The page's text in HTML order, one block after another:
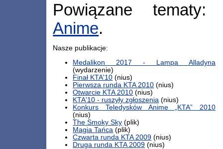
Powiązane
Anime.
Nasze publikacje:
Medalikon 2017 - Lampa Alladyna
(wydarzenie)
Finał KTA'10 (nius)
Pierwsza runda KTA 2010 (nius)
Otwarcie KTA 2010 (nius)
KTA'10 - ruszyły zgłoszenia (nius)
Konkurs Teledysków Anime „KTA” 2010
(nius)
The Smoky Sky (plik)
Magia Tańca (plik)
Czwarta runda KTA 2009 (nius)
Druga runda KTA 2009 (nius)